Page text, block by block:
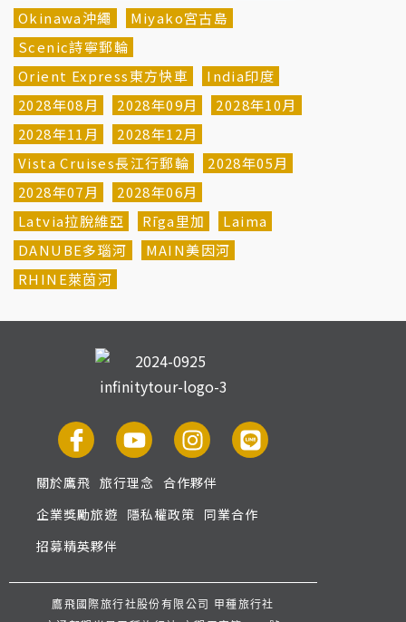
Okinawa沖繩
Miyako宮古島
Scenic詩寧郵輪
Orient Express東方快車
India印度
2028年08月
2028年09月
2028年10月
2028年11月
2028年12月
Vista Cruises長江行郵輪
2028年05月
2028年07月
2028年06月
Latvia拉脫維亞
Rīga里加
Laima
DANUBE多瑙河
MAIN美因河
RHINE萊茵河
關於鷹飛 旅行理念 合作夥伴
企業獎勵旅遊 隱私權政策 同業合作
招募精英夥伴
鷹飛國際旅行社股份有限公司 甲種旅行社